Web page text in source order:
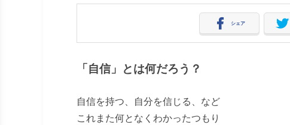
シェア
「自信」とは何だろう？
自信を持つ、自分を信じる、など
これまた何となくわかったつもり